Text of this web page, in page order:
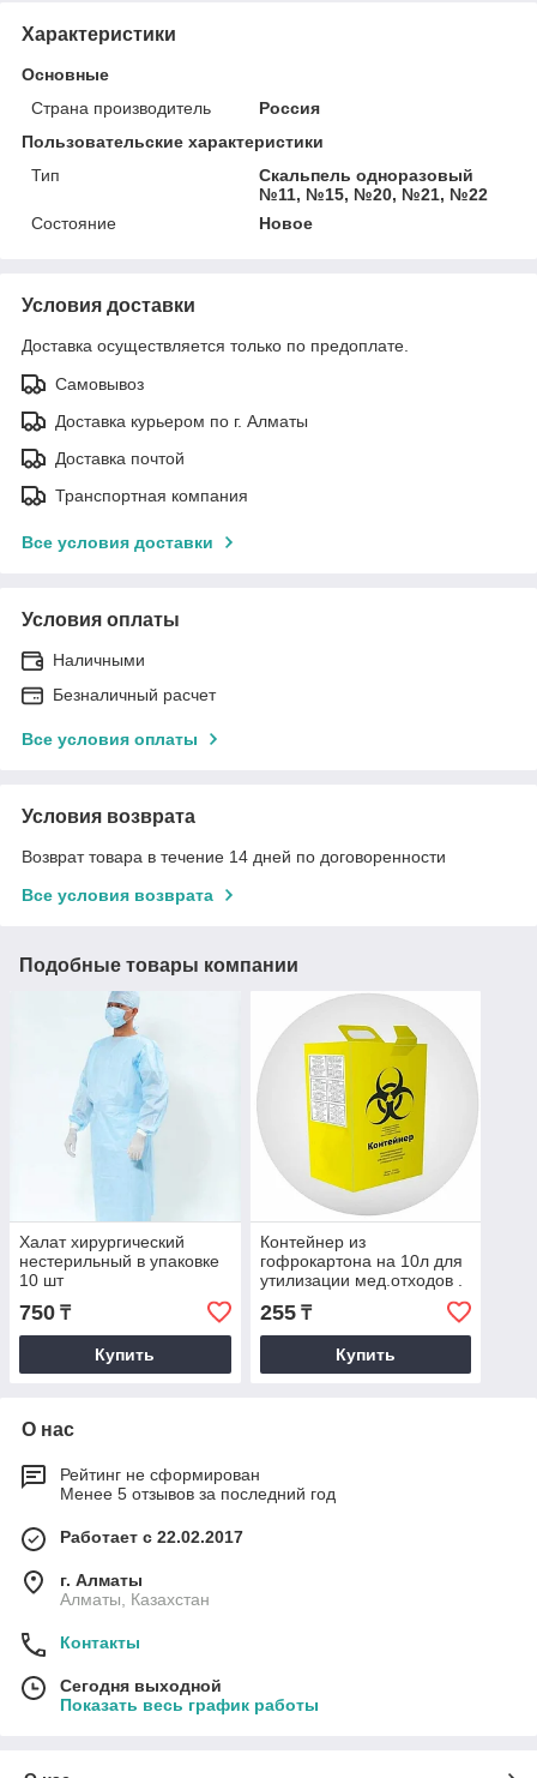
Характеристики
Основные
Страна производитель
Россия
Пользовательские характеристики
Тип
Скальпель одноразовый
№11, №15, №20, №21, №22
Состояние
Новое
Условия доставки
Доставка осуществляется только по предоплате.
Самовывоз
Доставка курьером по г. Алматы
Доставка почтой
Транспортная компания
Все условия доставки
Условия оплаты
Наличными
Безналичный расчет
Все условия оплаты
Условия возврата
Возврат товара в течение 14 дней по договоренности
Все условия возврата
Подобные товары компании
Халат хирургический
нестерильный в упаковке
10 шт
750 ₸
Купить
Контейнер из
гофрокартона на 10л для
утилизации мед.отходов .
(КБУ) Без пакета. в
упаковке 20 шт
255₸
Купить
О нас
Рейтинг не сформирован
Менее 5 отзывов за последний год
Работает с 22.02.2017
г. Алматы
Алматы, Казахстан
Контакты
Сегодня выходной
Показать весь график работы